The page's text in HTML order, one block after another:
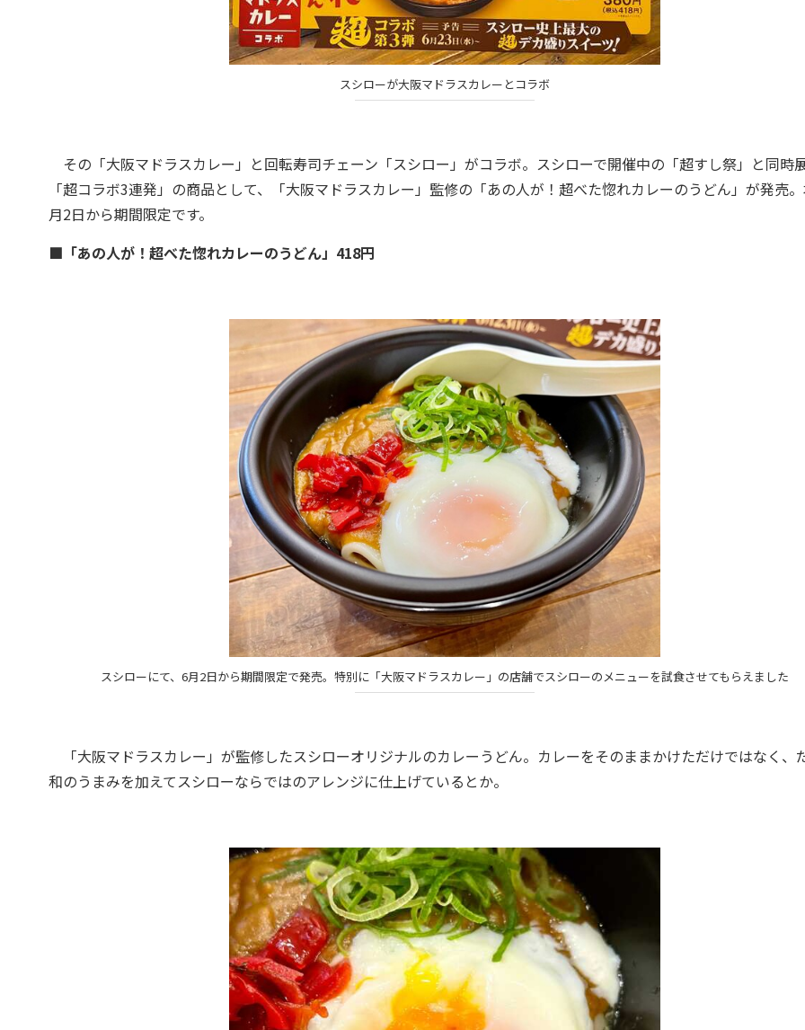
スシローが大阪マドラスカレーとコラボ
その「大阪マドラスカレー」と回転寿司チェーン「スシロー」がコラボ。スシローで開催中の「超すし祭」と同時
「超コラボ3連発」の商品として、「大阪マドラスカレー」監修の「あの人が！超べた惚れカレーのうどん」が発売
月2日から期間限定です。
■「あの人が！超べた惚れカレーのうどん」418円
スシローにて、6月2日から期間限定で発売。特別に「大阪マドラスカレー」の店舗でスシローのメニューを試食させてもらえました
「大阪マドラスカレー」が監修したスシローオリジナルのカレーうどん。カレーをそのままかけただけではなく、
和のうまみを加えてスシローならではのアレンジに仕上げているとか。